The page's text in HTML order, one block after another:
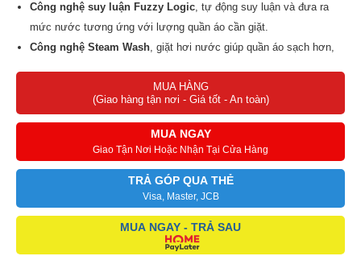
Công nghệ suy luận Fuzzy Logic, tự động suy luận và đưa ra
mức nước tương ứng với lượng quần áo cần giặt.
Công nghệ Steam Wash, giặt hơi nước giúp quần áo sạch hơn,
giặt nước nóng ThermalWash
kháng khuẩn, dễ dàng giặt sạch các vết bẩn cứng đầu.
tiết kiệm điện, nước hiệu quả.
MUA HÀNG
(Giao hàng tận nơi - Giá tốt - An toàn)
MUA NGAY
Giao Tận Nơi Hoặc Nhận Tại Cửa Hàng
TRẢ GÓP QUA THẺ
Visa, Master, JCB
MUA NGAY - TRẢ SAU